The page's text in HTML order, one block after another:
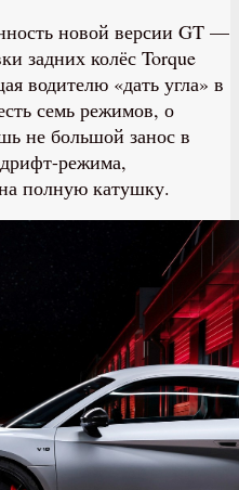
новой версии GT —
задних колёс Torque
водителю «дать угла» в
семь режимов, о
не большой занос в
режима,
полную катушку.